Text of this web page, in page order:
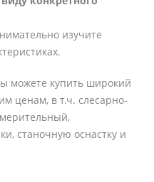
изучите
можете купить широкий
ценам, в т.ч. слесарно-
станочную оснастку и